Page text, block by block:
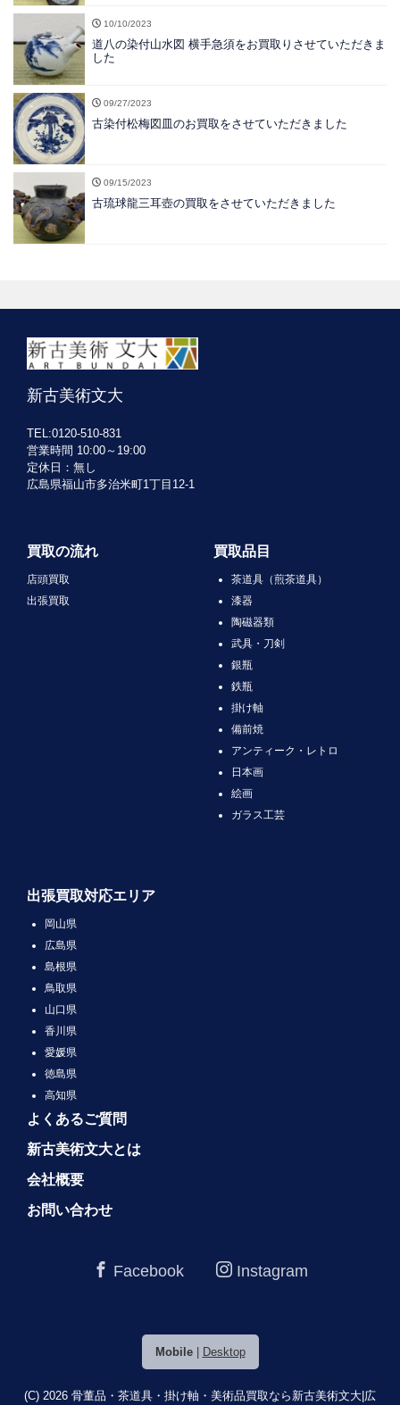
10/10/2023
道八の染付山水図 横手急須をお買取りさせていただきま
した
09/27/2023
古染付松梅図皿のお買取をさせていただきました
09/15/2023
古琉球龍三耳壺の買取をさせていただきました
新古美術文大
TEL:0120-510-831
営業時間 10:00～19:00
定休日：無し
広島県福山市多治米町1丁目12-1
買取の流れ
店頭買取
出張買取
買取品目
茶道具（煎茶道具）
漆器
陶磁器類
武具・刀剣
銀瓶
鉄瓶
掛け軸
備前焼
アンティーク・レトロ
日本画
絵画
ガラス工芸
出張買取対応エリア
岡山県
広島県
島根県
鳥取県
山口県
香川県
愛媛県
徳島県
高知県
よくあるご質問
新古美術文大とは
会社概要
お問い合わせ
Facebook Instagram
Mobile| Desktop
(C) 2026 骨董品・茶道具・掛け軸・美術品買取なら新古美術文大|広